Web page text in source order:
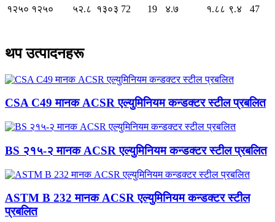
१२५० १२५० ५२.८ १३०३ 72 19 ४.७ १.८८ ९.४ 47
थप उत्पादनहरू
CSA C49 मानक ACSR एल्युमिनियम कन्डक्टर स्टील प्रबलित
BS २१५-२ मानक ACSR एल्युमिनियम कन्डक्टर स्टील प्रबलित
ASTM B 232 मानक ACSR एल्युमिनियम कन्डक्टर स्टील
प्रबलित